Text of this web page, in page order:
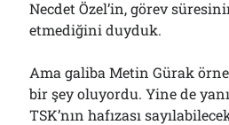
Necdet Özel’in, görev
etmediğini duyduk.
Ama galiba Metin Gürak
bir şey oluyordu. Yine de
TSK’nın hafızası